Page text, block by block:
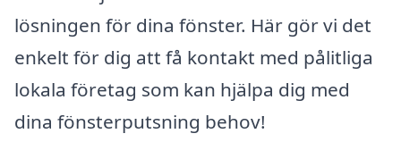
lösningen för dina fönster. Här gör vi det
enkelt för dig att få kontakt med pålitliga
lokala företag som kan hjälpa dig med
dina fönsterputsning behov!